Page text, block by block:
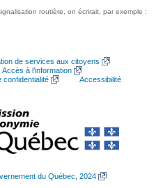
routière, on écrirait, par exemple :
de services aux citoyens
Accès à l’information
confidentialité
Accessibilité
du Québec, 2024